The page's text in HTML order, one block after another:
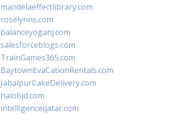
mandelaeffectlibrary.com
roselynns.com
balanceyoganj.com
salesforceblogs.com
TrainGames365.com
BaytownEvaCationRentals.com
JabalpurCakeDelivery.com
halobjd.com
intelligenceqatar.com